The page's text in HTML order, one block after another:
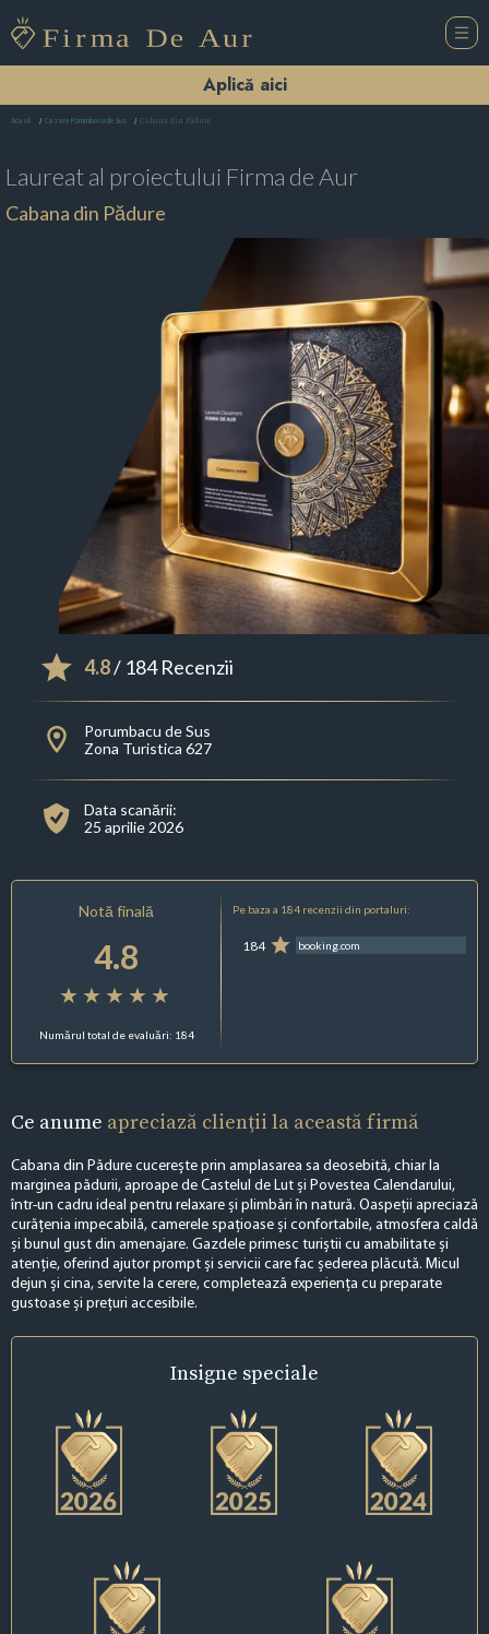
Aplică aici
Acasă Cazare Porumbacu de Sus Cabana din Pădure
Laureat al proiectului Firma de Aur
Cabana din Pădure
4.8/ 184 Recenzii
Porumbacu de Sus
Zona Turistica 627
Data scanării:
25 aprilie 2026
Notă finală
4.8
Numărul total de evaluări: 184
Pe baza a 184 recenzii din portaluri:
184 booking.com
Ce anume apreciază clienții la această firmă
Cabana din Pădure cucerește prin amplasarea sa deosebită, chiar la
marginea pădurii, aproape de Castelul de Lut și Povestea Calendarului,
într-un cadru ideal pentru relaxare și plimbări în natură. Oaspeții apreciază
curățenia impecabilă, camerele spațioase și confortabile, atmosfera caldă
și bunul gust din amenajare. Gazdele primesc turiștii cu amabilitate și
atenție, oferind ajutor prompt și servicii care fac șederea plăcută. Micul
dejun și cina, servite la cerere, completează experiența cu preparate
gustoase și prețuri accesibile.
Insigne speciale